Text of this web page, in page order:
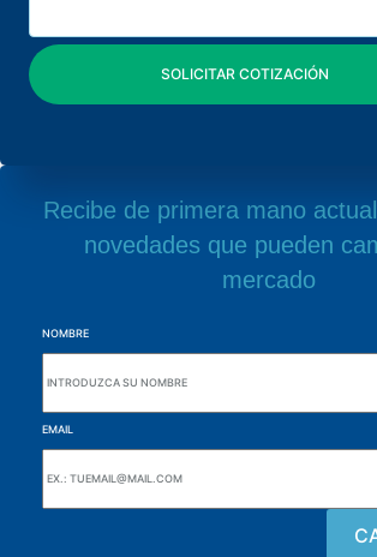
Recibe de primera mano
novedades que pueden
mercado
NOMBRE
EMAIL